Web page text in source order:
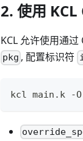
2. 使用
KCL 允许使用通过
pkg , 配置标识符
kcl main.k -